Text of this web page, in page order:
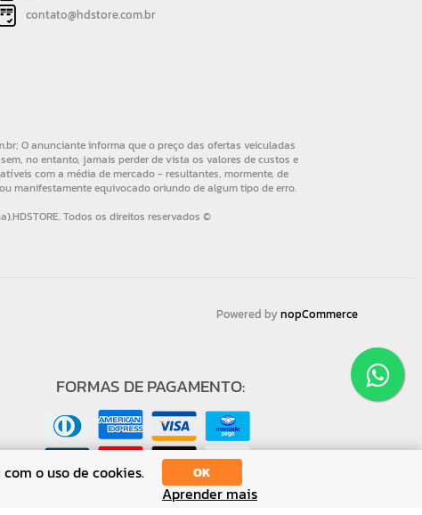
contato@hdstore.com.br
Powered bynopCommerce
FORMAS DE PAGAMENTO:
o uso de cookies. OK
Aprender mais